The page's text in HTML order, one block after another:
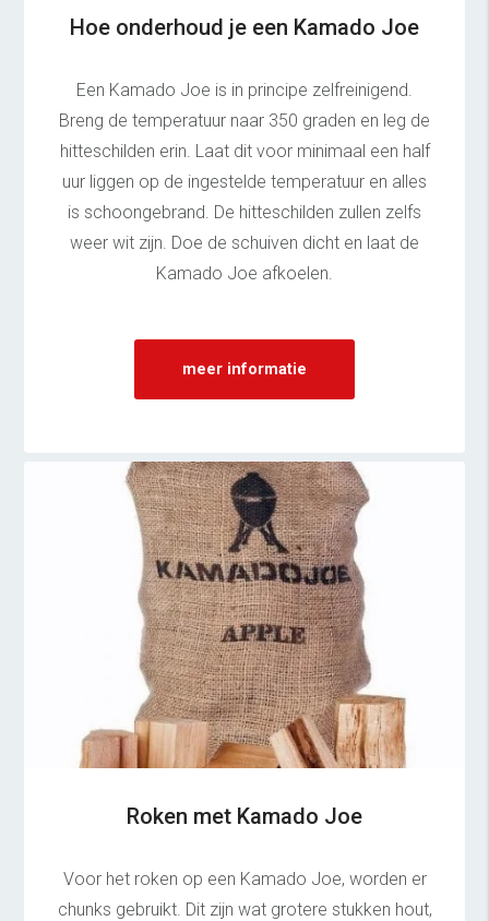
Hoe onderhoud je een Kamado Joe
Een Kamado Joe is in principe zelfreinigend.
Breng de temperatuur naar 350 graden en leg de
hitteschilden erin. Laat dit voor minimaal een half
uur liggen op de ingestelde temperatuur en alles
is schoongebrand. De hitteschilden zullen zelfs
weer wit zijn. Doe de schuiven dicht en laat de
Kamado Joe afkoelen.
meer informatie
Roken met Kamado Joe
Voor het roken op een Kamado Joe, worden er
chunks gebruikt. Dit zijn wat grotere stukken hout,